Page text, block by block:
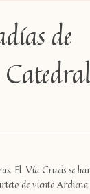
de
El Vía Crucis se
de viento